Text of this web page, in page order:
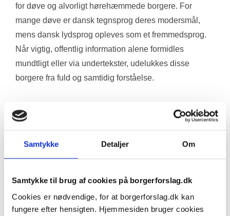
Samtykke Detaljer Om
Samtykke til brug af cookies på borgerforslag.dk
Cookies er nødvendige, for at borgerforslag.dk kan
fungere efter hensigten. Hjemmesiden bruger cookies
for døve og alvorligt hørehæmmede borgere. For
mange døve er dansk tegnsprog deres modersmål,
mens dansk lydsprog opleves som et fremmedsprog.
Når vigtig, offentlig information alene formidles
mundtligt eller via undertekster, udelukkes disse
borgere fra fuld og samtidig forståelse.
sikkerhed ikke tolkes til tegnsprog, efterlades døve
besked med det samme.
Baggrund
Offentlige pressemøder og orienteringer bruges ofte i
forbindelse med kriser, sundhedsvarsler, politiske